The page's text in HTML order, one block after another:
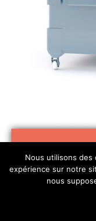
Nous utilisons des
expérience sur notre
nous